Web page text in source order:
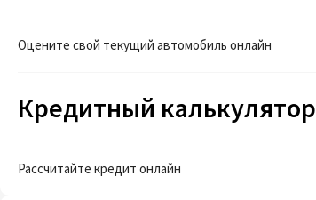
Оцените свой текущий автомобиль онлайн
Кредитный калькулятор
Рассчитайте кредит онлайн